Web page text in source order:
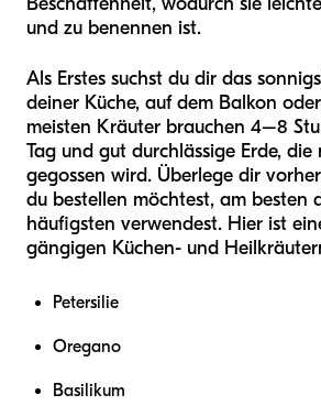
und zu benennen ist.
Als Erstes suchst du dir das
deiner Küche, auf dem Balkon
meisten Kräuter brauchen 4–8
Tag und gut durchlässige Erde, die
gegossen wird. Überlege dir
du bestellen möchtest, am besten
häufigsten verwendest. Hier ist
gängigen Küchen- und
Petersilie
Oregano
Basilikum